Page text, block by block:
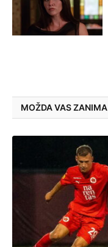
MOŽDA VAS ZANIMA